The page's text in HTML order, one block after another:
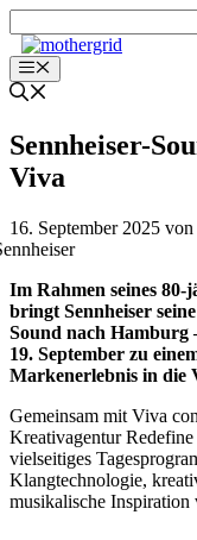
Inhalt
springenMenü
Sennheiser-
Viva
16. September 2025 von
Im Rahmen seines
bringt Sennheiser
Sound nach Hamburg
19. September zu
Markenerlebnis in die
Gemeinsam mit Viva
Kreativagentur Redefine
vielseitiges
Klangtechnologie,
musikalische Inspiration